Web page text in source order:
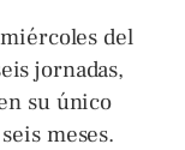
del
jornadas,
su único
meses.